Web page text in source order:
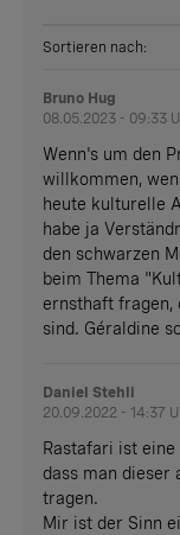
Sortieren nach:
Bruno Hug
08.05.2023 - 09:33
Wenn's um den
willkommen,
heute kulturelle
habe ja
den schwarzen
beim Thema
ernsthaft
sind. Géraldine
Daniel Stehli
20.09.2022 - 14:37
Rastafari ist
dass man dieser
tragen.
Mir ist der Sinn